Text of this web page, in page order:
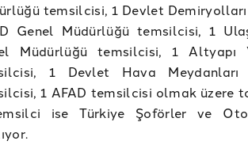
temsilcisi, 1 Devlet
Genel Müdürlüğü temsilcisi, 1
Müdürlüğü temsilcisi, 1 Altyapı
1 Devlet Hava Meydanları
1 AFAD temsilcisi olmak üzere
ise Türkiye Şoförler ve